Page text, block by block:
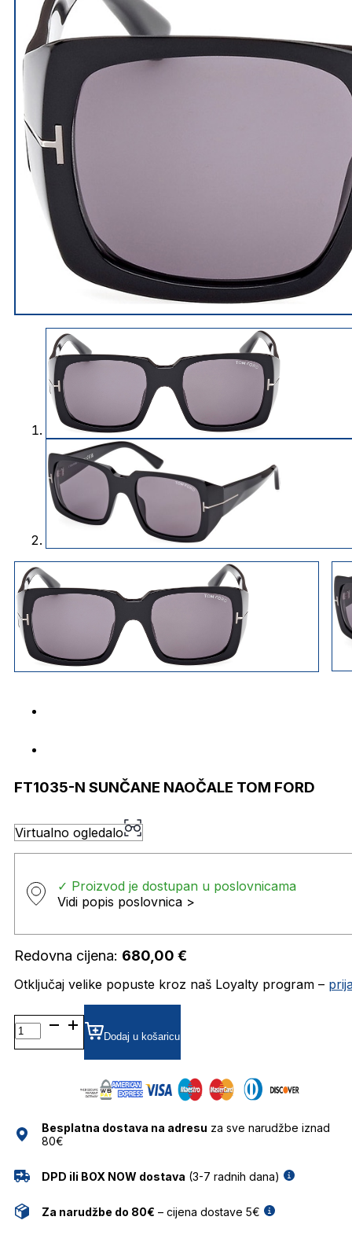
FT1035-N SUNČANE NAOČALE TOM FORD
Virtualno ogledalo
✓ Proizvod je dostupan u poslovnicama
Vidi popis poslovnica >
Redovna cijena: 680,00 €
Otključaj velike popuste kroz naš Loyalty program –
FT1035-
N SUNČANE
NAOČALE
Dodaj u košaricu
Besplatna dostava na adresu za sve narudžbe iznad
80€
DPD ili BOX NOW dostava (3-7 radnih dana)
Za narudžbe do 80€ – cijena dostave 5€